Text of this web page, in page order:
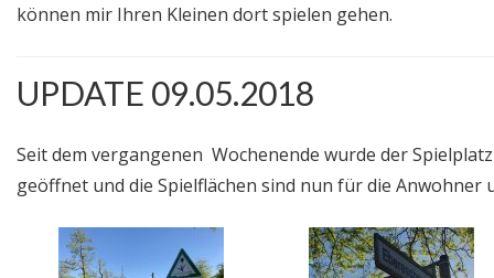
können mir Ihren Kleinen dort spielen gehen.
UPDATE 09.05.2018
Seit dem vergangenen Wochenende wurde der
geöffnet und die Spielflächen sind nun für die Anwohner